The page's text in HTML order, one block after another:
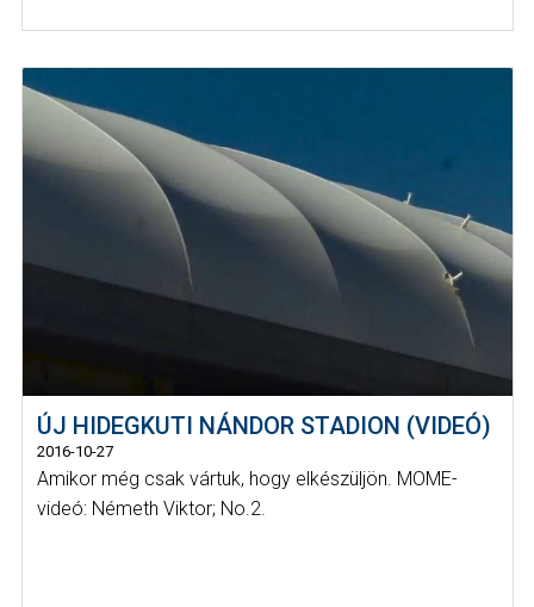
ÚJ HIDEGKUTI NÁNDOR STADION (VIDEÓ)
2016-10-27
Amikor még csak vártuk, hogy elkészüljön. MOME-
videó: Németh Viktor; No.2.